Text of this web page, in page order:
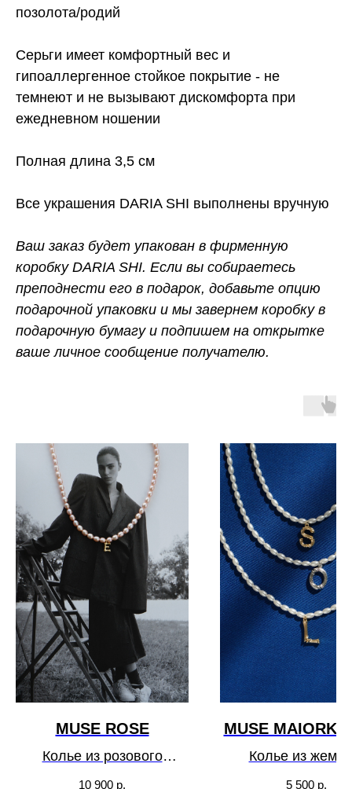
позолота/родий
Серьги имеет комфортный вес и
гипоаллергенное стойкое покрытие - не
темнеют и не вызывают дискомфорта при
ежедневном ношении
Полная длина 3,5 см
Все украшения DARIA SHI выполнены вручную
Ваш заказ будет упакован в фирменную
коробку DARIA SHI. Если вы собираетесь
преподнести его в подарок, добавьте опцию
подарочной упаковки и мы завернем коробку в
подарочную бумагу и подпишем на открытке
ваше личное сообщение получателю.
MUSE ROSE
Колье из розового
натурального жемчуга с
10 900 р.
MUSE MAIORKA
Колье из
майорка с
5 500 р.